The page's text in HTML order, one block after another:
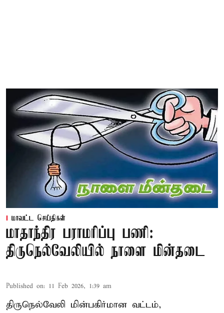
மாவட்ட செய்திகள்
மாதாந்திர பராமரிப்பு பணி:
திருநெல்வேலியில் நாளை மின்தடை
Published on: 11 Feb 2026, 1:39 am
திருநெல்வேலி மின்பகிர்மான வட்டம்,